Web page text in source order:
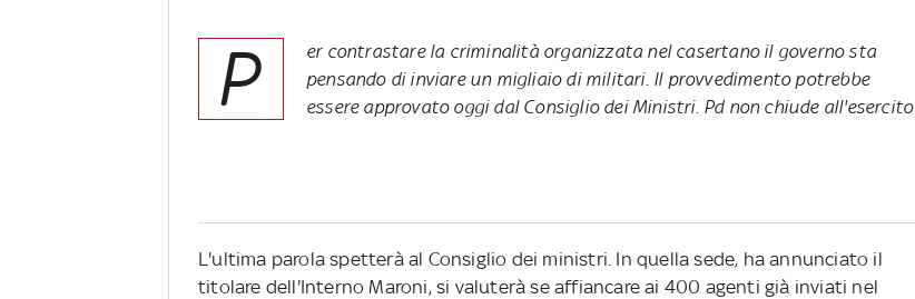
P
er contrastare la criminalità organizzata nel casertano il governo sta
pensando di inviare un migliaio di militari. Il provvedimento potrebbe
essere approvato oggi dal Consiglio dei Ministri. Pd non chiude all'esercito
L'ultima parola spetterà al Consiglio dei ministri. In quella sede, ha annunciato il
titolare dell'Interno Maroni, si valuterà se affiancare ai 400 agenti già inviati nel